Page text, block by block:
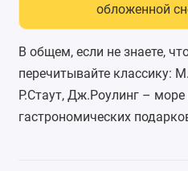
обложенной
В общем, если не знаете,
перечитывайте классику:
Р.Стаут, Дж.Роулинг –
гастрономических